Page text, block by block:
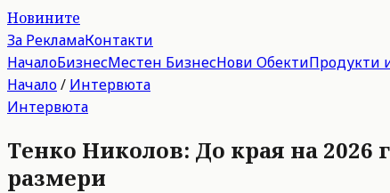
Новините
За РекламаКонтакти
НачалоБизнесМестен БизнесНови ОбектиПродукти
Начало/ Интервюта
Интервюта
Тенко Николов: До края на 2026
размери